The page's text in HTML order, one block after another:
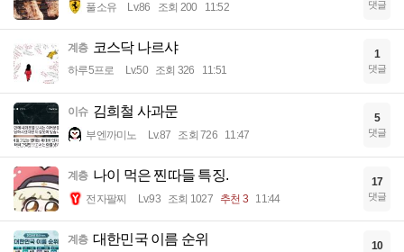
풀소유 Lv.86 조회 200 11:52 댓글
계층 코스닥 나르샤
하루5프로 Lv.50 조회 326 11:51
1
댓글
이슈 김희철 사과문
부엔까미노 Lv.87 조회 726 11:47
5
댓글
계층 나이 먹은 찐따들 특징.
전자팔찌 Lv.93 조회 1027 추천 3 11:44
17
댓글
계층 대한민국 이름 순위 10